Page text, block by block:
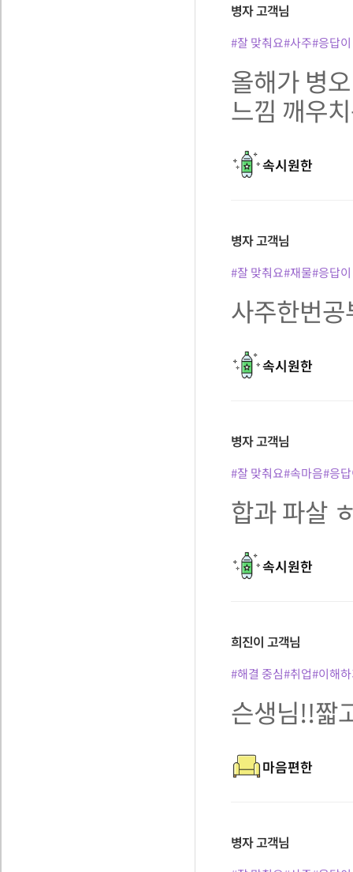
병자고객님
#잘 맞춰요#사주#응답
올해가 병
느낌 깨우
속시원한
병자고객님
#잘 맞춰요#재물#응답
사주한번
속시원한
병자고객님
#잘 맞춰요#속마음#응
합과 파살
속시원한
희진이 고객님
#해결 중심#취업#이해
슨생님!!짧
마음편한
병자고객님